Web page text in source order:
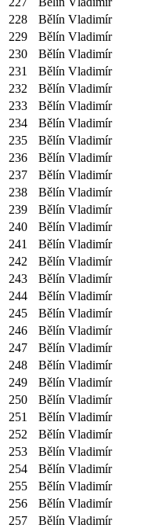
228
Bělín Vladimír
229
Bělín Vladimír
230
Bělín Vladimír
231
Bělín Vladimír
232
Bělín Vladimír
233
Bělín Vladimír
234
Bělín Vladimír
235
Bělín Vladimír
236
Bělín Vladimír
237
Bělín Vladimír
238
Bělín Vladimír
239
Bělín Vladimír
240
Bělín Vladimír
241
Bělín Vladimír
242
Bělín Vladimír
243
Bělín Vladimír
244
Bělín Vladimír
245
Bělín Vladimír
246
Bělín Vladimír
247
Bělín Vladimír
248
Bělín Vladimír
249
Bělín Vladimír
250
Bělín Vladimír
251
Bělín Vladimír
252
Bělín Vladimír
253
Bělín Vladimír
254
Bělín Vladimír
255
Bělín Vladimír
256
Bělín Vladimír
257
Bělín Vladimír